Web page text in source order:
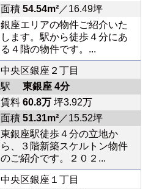
面積 54.54m²／16.49坪
銀座エリアの物件ご紹介いた
します。駅から徒歩４分にあ
る４階の物件です。...
中央区銀座２丁目
駅 東銀座 4分
賃料 60.8万坪3.92万
面積 51.31m²／15.52坪
東銀座駅徒歩４分の立地か
ら、３階新築スケルトン物件
のご紹介です。２０２...
中央区銀座１丁目